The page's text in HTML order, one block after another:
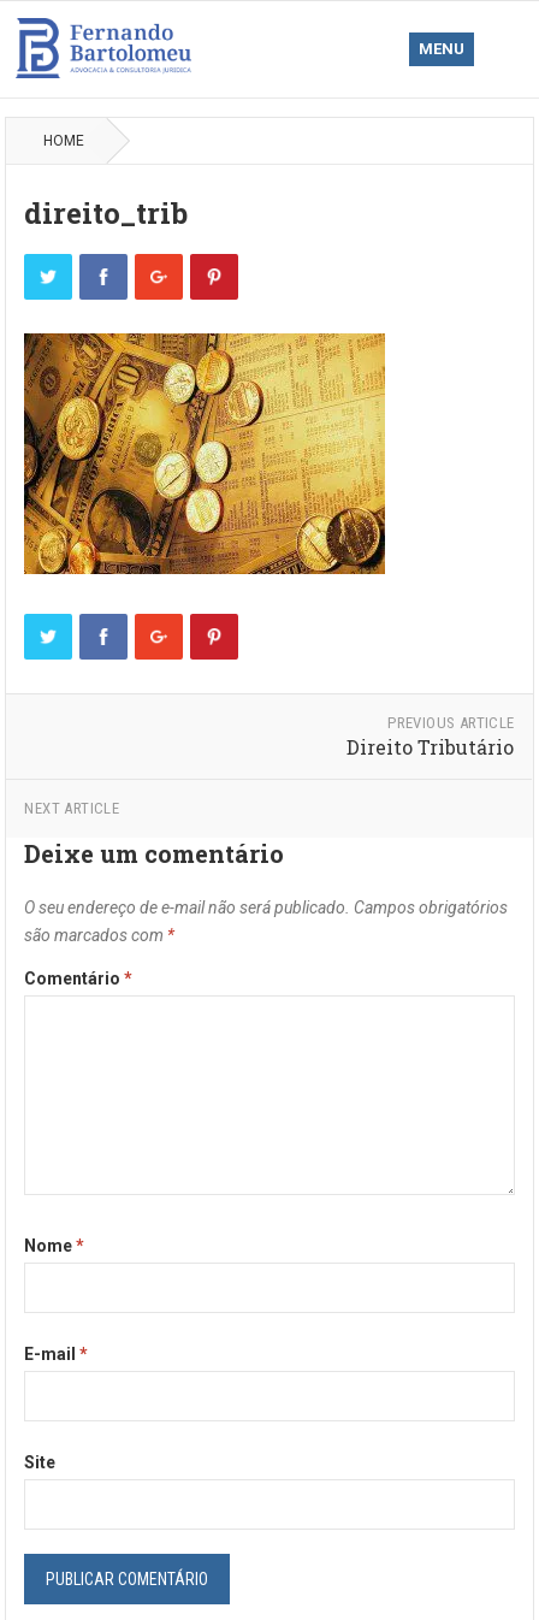
MENU
HOME
direito_trib
PREVIOUS ARTICLE
Direito Tributário
NEXT ARTICLE
Deixe um comentário
O seu endereço de e-mail não será publicado. Campos obrigatórios
são marcados com *
Comentário*
Nome*
E-mail*
Site